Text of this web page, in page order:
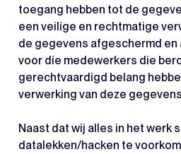
toegang hebben tot de
een veilige en rechtmatige
de gegevens afgeschermd
voor die medewerkers die
gerechtvaardigd belang
verwerking van deze
Naast dat wij alles in het werk
datalekken/hacken te